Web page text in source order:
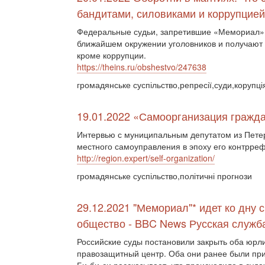
бандитами, силовиками и коррупцией
Федеральные судьи, запретившие
ближайшем окружении уголовников и
кроме коррупции.
https://theins.ru/obshestvo/247638
громадянське
19.01.2022 «Самоорганизация
Интервью с муниципальным депутатом из
местного самоуправления в эпоху его
http://region.expert/self-organization/
громадянське суспільство,політичні прогнози
29.12.2021 "Мемориал"* идет ко дну
общество - BBC News Русская
Российские суды постановили закрыть оба
правозащитный центр. Оба они ранее были